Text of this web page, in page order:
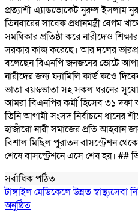
প্রত্যাশী এ্যাডভোকেট নুরুল ইসলাম
তিনবারের সাবেক প্রধানমন্ত্রী বেগম
সমধিকার প্রতিষ্ঠা করে নারীদেও
সরকার কাজ করেছে। আর দলের
বলেছেন বিএনপি জনজনের ভোটে
নারীদের জন্য ফ্যামিলি কার্ড কওে
ভাতা বয়স্কভাতা সহ সকল ধরনের
আমরা বিএনপির কর্মী হিসেব ৩১ দফা
তিনি আগামী সংসদ নির্বাচনে ধানের
হাজাঁরো নারী সমাজের প্রতি আহবান
বিশাল মিছিল পুরাতন বাসস্ট্রেশন
শেষে বাসস্ট্রেশনে এসে শেষ হয়। ##
সর্বাধিক পঠিত
টাঙ্গাইল মেডিকেলে উন্নত স্বাস্থ্যসেবা
অনুষ্ঠিত